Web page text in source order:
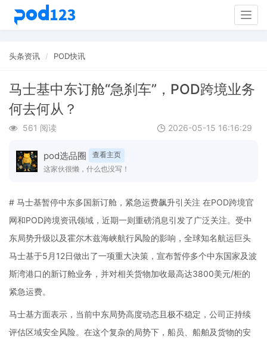
头条资讯 POD快讯
马士基中东订舱“急刹车”，POD跨境业务
何去何从？
561 阅读 2026-05-15 16:16:29
pod选品圈
查看主页
这家伙很懒，什么也没写！
# 马士基暂停中东多国新订舱，紧急运费飙升引关注 在POD跨境官
网和POD跨境资讯领域，近期一则重磅消息引发了广泛关注。受中
东局势升级以及霍尔木兹海峡航行风险的影响，全球知名航运巨头
马士基于5月12日做出了一项重大决策，宣布暂停多个中东国家及波
斯湾港口的新订舱业务，并对相关货物加收最高达3800美元/柜的
紧急运费。
马士基方面表示，当前中东局势高度动态且极不稳定，公司正持续
评估区域安全风险。在这个复杂的局势下，船员、船舶及货物的安